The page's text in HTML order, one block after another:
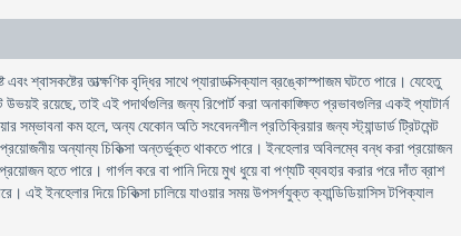
শ্বাসকষ্টের তাত্ক্ষণিক বৃদ্ধির সাথে প্যারাডক্সিক্যাল ব্রঙ্কোস্পাজম ঘটতে পারে। যেহেতু
রয়েছে, তাই এই পদার্থগুলির জন্য রিপোর্ট করা অনাকাঙ্ক্ষিত প্রভাবগুলির একই প্যাটার্ন
সম্ভাবনা কম হলে, অন্য যেকোন অতি সংবেদনশীল প্রতিক্রিয়ার জন্য স্ট্যান্ডার্ড ট্রিটমেন্ট
প্রয়োজনীয় অন্যান্য চিকিত্সা অন্তর্ভুক্ত থাকতে পারে। ইনহেলার অবিলম্বে বন্ধ করা প্রয়োজন
হতে পারে। গার্গল করে বা পানি দিয়ে মুখ ধুয়ে বা পণ্যটি ব্যবহার করার পরে দাঁত ব্রাশ
এই ইনহেলার দিয়ে চিকিত্সা চালিয়ে যাওয়ার সময় উপসর্গযুক্ত ক্যান্ডিডিয়াসিস টপিক্যাল